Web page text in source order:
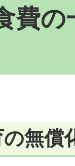
費の
無償